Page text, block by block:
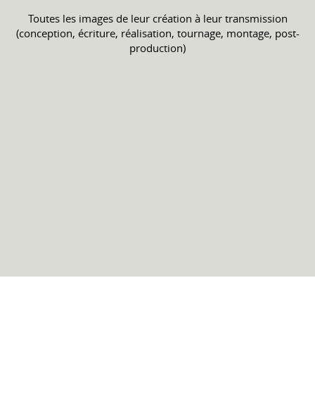
Toutes les images de leur création à leur transmission
(conception, écriture, réalisation, tournage, montage, post-
production)